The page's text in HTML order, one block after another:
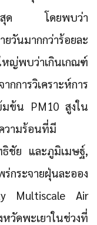
ที่สุด โดยพบว่า
วันมากกว่าร้อยละ
พบว่าเกินเกณฑ์
ารวิเคราะห์การ
มข้น PM10 สูงใน
วามร้อนที่มี
ธิชัย และภูมิเมษฐ์,
กระจายฝุ่นละออง
Multiscale Air
วัดพะเยาในช่วงที่